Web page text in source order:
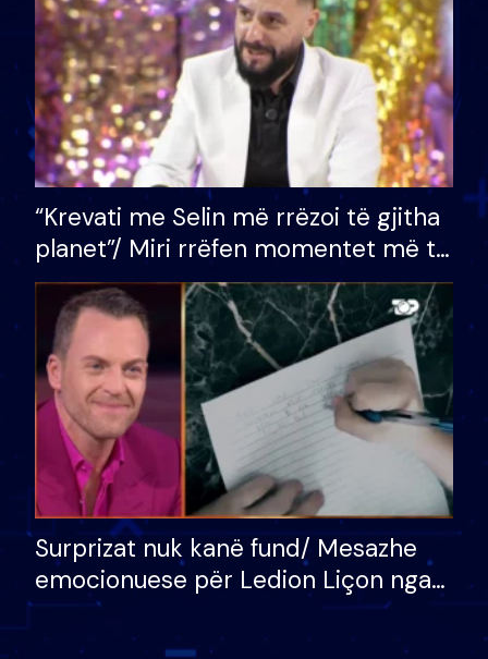
“Krevati me Selin më rrëzoi të gjitha
planet”/ Miri rrëfen momentet më të
bukura në shtëpinë e BB VIP: Do më
mungojë zilja e mëngjesit kur…
Surprizat nuk kanë fund/ Mesazhe
emocionuese për Ledion Liçon nga
nëna dhe fëmijët e tij, moderatori
nuk i mban dot lotët: Nuk meritoj…